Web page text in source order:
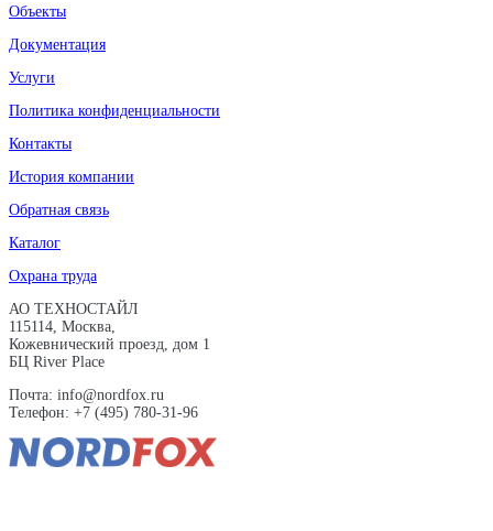
Объекты
Документация
Услуги
Политика конфиденциальности
Контакты
История компании
Обратная связь
Каталог
Охрана труда
АО ТЕХНОСТАЙЛ
115114, Москва,
Кожевнический проезд, дом 1
БЦ River Place
Почта: info@nordfox.ru
Телефон: +7 (495) 780-31-96